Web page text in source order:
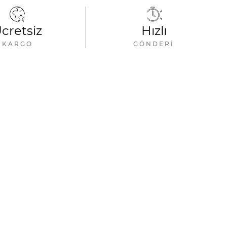
KARGO
Hızlı
GÖNDERI